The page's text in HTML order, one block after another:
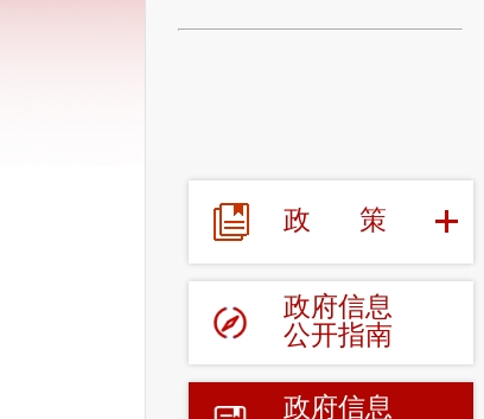
政 策
政府信息
公开指南
政府信息